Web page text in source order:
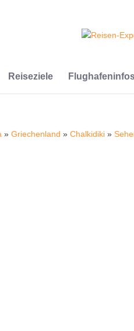
Reiseziele
»Griechenland »Chalkidiki »